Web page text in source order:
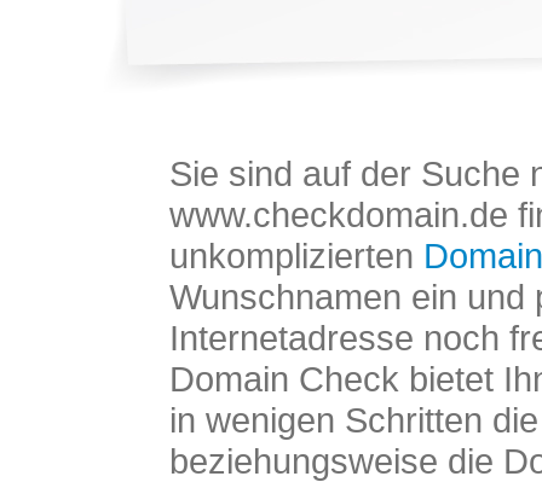
Sie sind auf der Suche
www.checkdomain.de
unkomplizierten
Wunschnamen ein und
Internetadresse noch
Domain Check bietet
in wenigen Schritten
beziehungsweise die